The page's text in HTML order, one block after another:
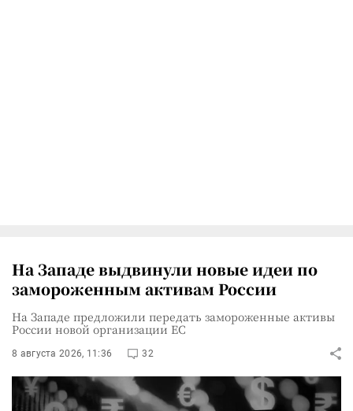
На Западе выдвинули новые идеи по
замороженным активам России
На Западе предложили передать замороженные активы
России новой организации ЕС
8 августа 2026, 11:36 32